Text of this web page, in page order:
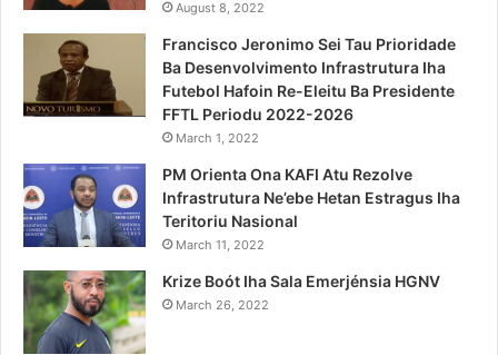
August 8, 2022
Francisco Jeronimo Sei Tau Prioridade
Ba Desenvolvimento Infrastrutura Iha
Futebol Hafoin Re-Eleitu Ba Presidente
FFTL Periodu 2022-2026
March 1, 2022
PM Orienta Ona KAFI Atu Rezolve
Infrastrutura Ne’ebe Hetan Estragus Iha
Teritoriu Nasional
March 11, 2022
Krize Boót Iha Sala Emerjénsia HGNV
March 26, 2022